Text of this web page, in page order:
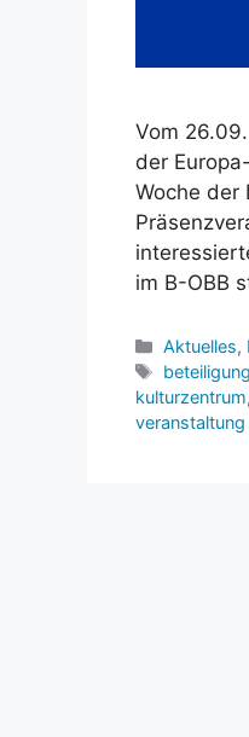
Vom
der
Woche der
im B-OBB
Kategorien
Aktuelles,
beteiligung
kulturzentrum,
veranstaltung